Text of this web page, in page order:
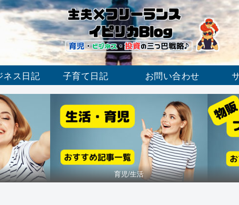
ネス日記 子育て日記 お問い合わせ
育児/生活